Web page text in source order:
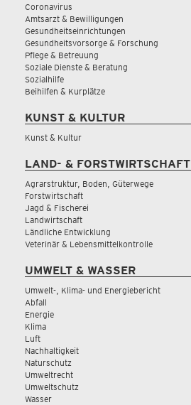
Coronavirus
Amtsarzt & Bewilligungen
Gesundheitseinrichtungen
Gesundheitsvorsorge & Forschung
Pflege & Betreuung
Soziale Dienste & Beratung
Sozialhilfe
Beihilfen & Kurplätze
KUNST & KULTUR
Kunst & Kultur
LAND- & FORSTWIRTSCHAFT
Agrarstruktur, Boden, Güterwege
Forstwirtschaft
Jagd & Fischerei
Landwirtschaft
Ländliche Entwicklung
Veterinär & Lebensmittelkontrolle
UMWELT & WASSER
Umwelt-, Klima- und Energiebericht
Abfall
Energie
Klima
Luft
Nachhaltigkeit
Naturschutz
Umweltrecht
Umweltschutz
Wasser